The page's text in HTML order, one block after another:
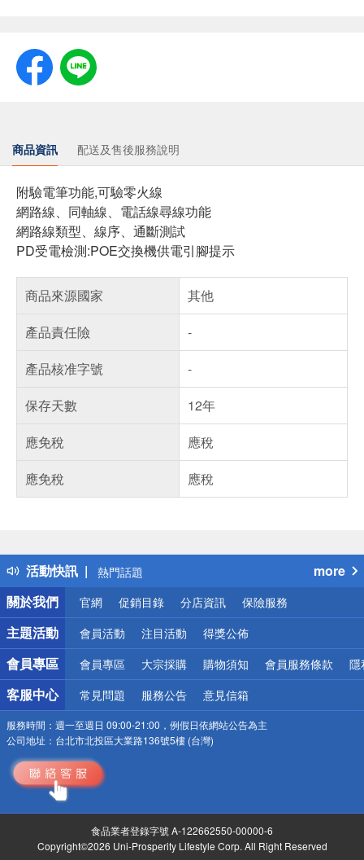
商品資訊 配送及售後服務說明
附驗電筆功能,可驗零火線
網路線、同軸線、電話線尋線功能
網路線類型、線序、通斷測試
PD受電檢測:POE交換機供電引腳提示
商品來源國家
其他
產品責任險
-
產品核准字號
-
保存天數
12年
應免稅
應稅
應免稅
應稅
活動快訊
得獎公告
熱門話題
銀行優惠
偏遠地區配送
詐騙網頁！請小心！
more
關於我們
官網 促銷目錄 分店資訊 保險服務
主題活動 會員活動 注目活動 得獎公佈
會員專區 會員專區 大宗採購 購物須知 會員服務條款 隱
客服中心 常見問題 服務公告 意見信箱
服務時間： 週一至週日 09:00-21:00，例假日依網站公告為主
公司地址： 台北市北投區大業路136號5樓 (台灣)
食品業者登錄字號 A-122662550-00000-6
Copyright©2026 Uni-Prosperity Lifestyle Corp. All Right Reserved